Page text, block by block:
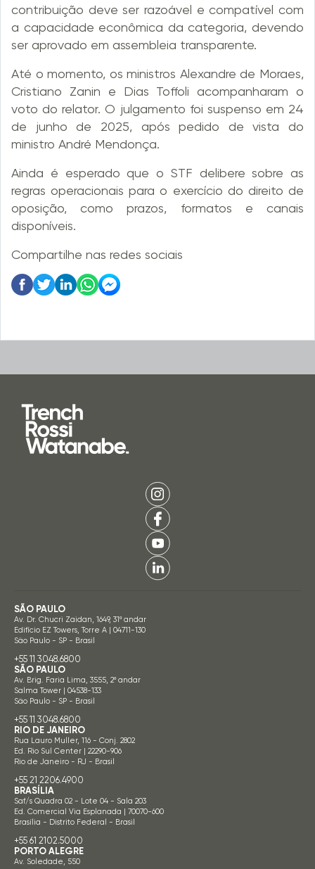
contribuição deve ser razoável e compatível com
a capacidade econômica da categoria, devendo
ser aprovado em assembleia transparente.
Até o momento, os ministros Alexandre de Moraes,
Cristiano Zanin e Dias Toffoli acompanharam o
voto do relator. O julgamento foi suspenso em 24
de junho de 2025, após pedido de vista do
ministro André Mendonça.
Ainda é esperado que o STF delibere sobre as
regras operacionais para o exercício do direito de
oposição, como prazos, formatos e canais
disponíveis.
Compartilhe nas redes sociais
SÃO PAULO
Av. Dr. Chucri Zaidan, 1649, 31º andar
Edifício EZ Towers, Torre A | 04711-130
São Paulo - SP - Brasil
+55 11 3048.6800
SÃO PAULO
Av. Brig. Faria Lima, 3555, 2º andar
Salma Tower | 04538-133
São Paulo - SP - Brasil
+55 11 3048.6800
RIO DE JANEIRO
Rua Lauro Muller, 116 - Conj. 2802
Ed. Rio Sul Center | 22290-906
Rio de Janeiro - RJ - Brasil
+55 21 2206.4900
BRASÍLIA
Saf/s Quadra 02 - Lote 04 - Sala 203
Ed. Comercial Via Esplanada | 70070-600
Brasília - Distrito Federal - Brasil
+55 61 2102.5000
PORTO ALEGRE
Av. Soledade, 550